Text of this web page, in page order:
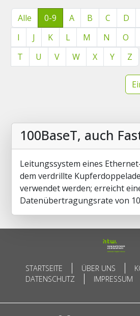
Alle 0-9 A B C D
I
J K L M N O
T
U V W X Y Z
100BaseT, auch
Leitungssystem eines
dem verdrillte
verwendet werden; erreicht
Datenübertragungsrate von
STARTSEITE ÜBER UNS
DATENSCHUTZ
IMPRESSUM